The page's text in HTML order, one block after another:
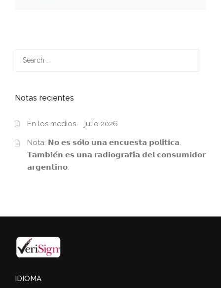
Notas recientes
En los medios – julio 2026
Nota: 𝗡𝗼 𝗲𝘀 𝘀𝗼́𝗹𝗼 𝘂𝗻𝗮 𝗲𝗻𝗰𝘂𝗲𝘀𝘁𝗮 𝗽𝗼𝗹𝗶́𝘁𝗶𝗰𝗮.
𝗧𝗮𝗺𝗯𝗶𝗲́𝗻 𝗲𝘀 𝘂𝗻𝗮 𝗿𝗮𝗱𝗶𝗼𝗴𝗿𝗮𝗳𝗶́𝗮 𝗱𝗲𝗹 𝗰𝗼𝗻𝘀𝘂𝗺𝗶𝗱𝗼𝗿
𝗮𝗿𝗴𝗲𝗻𝘁𝗶𝗻𝗼.
IDIOMA